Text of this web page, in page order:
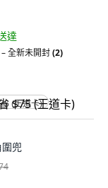
達
全新未開封(2)
(王道卡)
兜